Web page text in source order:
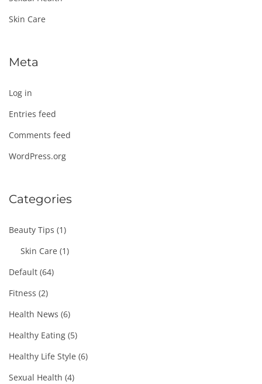
Skin Care
Meta
Log in
Entries feed
Comments feed
WordPress.org
Categories
Beauty Tips (1)
Skin Care (1)
Default (64)
Fitness (2)
Health News (6)
Healthy Eating (5)
Healthy Life Style (6)
Sexual Health (4)